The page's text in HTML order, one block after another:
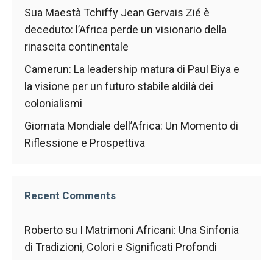
Sua Maestà Tchiffy Jean Gervais Zié è
deceduto: l’Africa perde un visionario della
rinascita continentale
Camerun: La leadership matura di Paul Biya e
la visione per un futuro stabile aldilà dei
colonialismi
Giornata Mondiale dell’Africa: Un Momento di
Riflessione e Prospettiva
Recent Comments
Roberto su I Matrimoni Africani: Una Sinfonia
di Tradizioni, Colori e Significati Profondi
opzionali.
Sono
necessari per
del sito web.
Al fine di
migliorare
struttura del
sito Web, in
come viene
utilizzato il
sito Web.